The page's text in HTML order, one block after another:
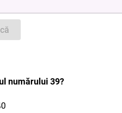
numărului 39?